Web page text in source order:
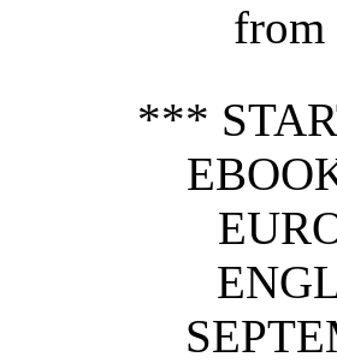
from
***